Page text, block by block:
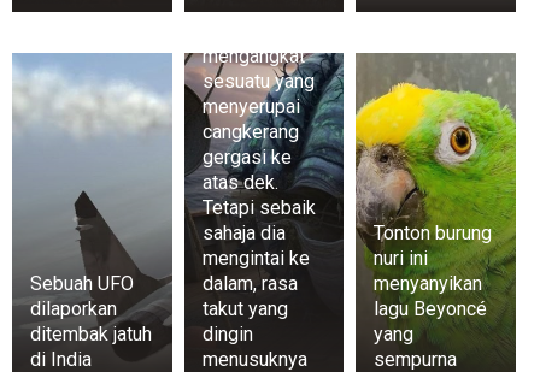
Sebuah UFO
dilaporkan
ditembak jatuh
di India
mengangkat
sesuatu yang
menyerupai
cangkerang
gergasi ke
atas dek.
Tetapi sebaik
sahaja dia
mengintai ke
dalam, rasa
takut yang
dingin
menusuknya
Tonton burung
nuri ini
menyanyikan
lagu Beyoncé
yang
sempurna